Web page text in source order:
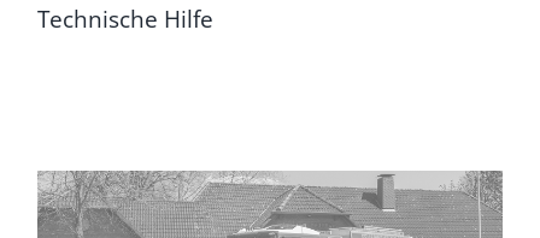
Technische Hilfe